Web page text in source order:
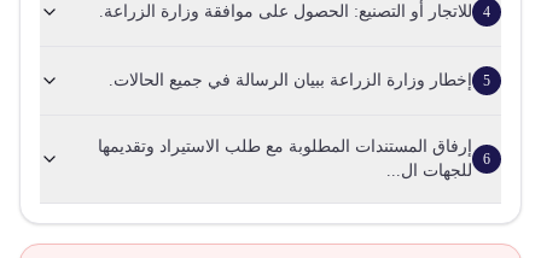
4 للاتجار أو التصنيع: الحصول على موافقة وزارة الزراعة.
5 إخطار وزارة الزراعة ببيان الرسالة في جميع الحالات.
6
إرفاق المستندات المطلوبة مع طلب الاستيراد وتقديمها
للجهات ال...